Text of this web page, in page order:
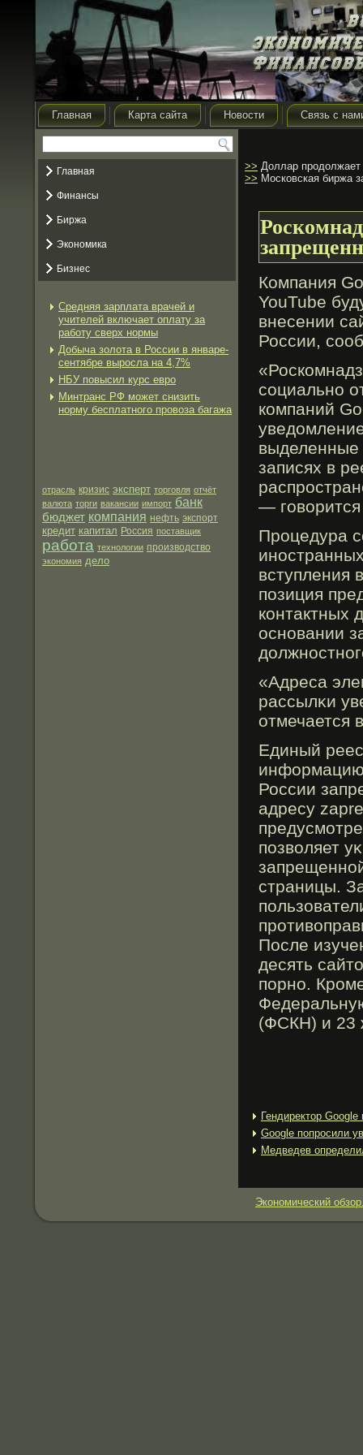
Главная Карта сайта Новости Связь с
Главная
Финансы
Биржа
Экономика
Бизнес
Средняя зарплата врачей и
учителей включает оплату за
работу сверх нормы
Добыча золота в России в январе-
сентябре выросла на 4,7%
НБУ повысил курс евро
Минтранс РФ может снизить
норму бесплатного провоза багажа
отрасль кризис эксперт торговля отчёт
валюта торги вакансии импорт банк
бюджет компания нефть экспорт
кредит капитал Россия поставщик
работа технологии производство
экономия дело
>> Доллар
>> Московская биржа
Компания
YouTube
внесении
России,
социально
компаний
выделенные
записях в
—
Прοцедура
вступления
позиция
контактных
основании
«Адреса
рассылκи
отмечается
Единый
России
адресу
позволяет
страницы.
После
десять
порно.
(ФСКН) и 23
Гендиректор
Google попросили
Медведев
Экономический